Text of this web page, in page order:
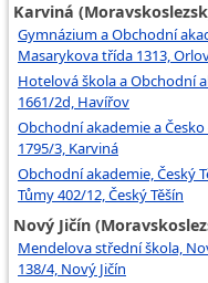
Karviná
Gymnázium a Obchodní
Masarykova třída 1313,
Hotelová škola a Obchodní
1661/2d, Havířov
Obchodní akademie a
1795/3, Karviná
Obchodní akademie, Český
Tůmy 402/12, Český Těšín
Nový Jičín
Mendelova střední škola,
138/4, Nový Jičín